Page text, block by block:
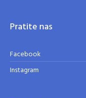
Pratite nas
Facebook
Instagram